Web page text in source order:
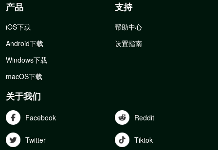
产品
iOS下载
Android下载
Windows下载
macOS下载
支持
帮助中心
设置指南
关于我们
Facebook Reddit
Twitter Tiktok